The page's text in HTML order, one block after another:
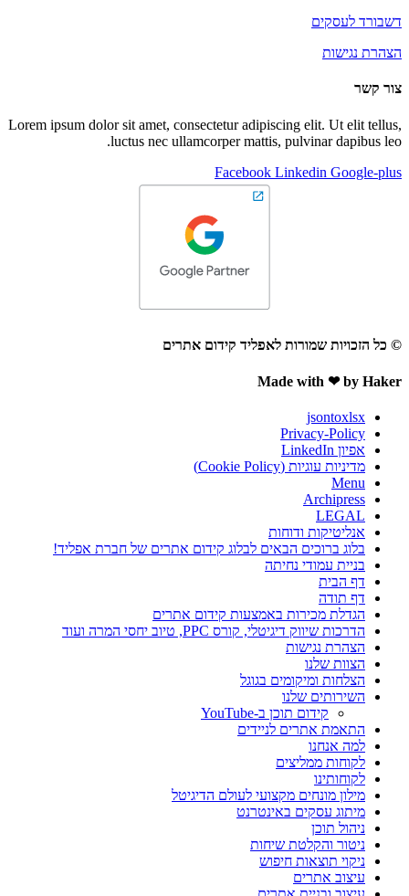
דשבורד לעסקים
הצהרת נגישות
צור קשר
Lorem ipsum dolor sit amet, consectetur adipiscing elit. Ut elit tellus,
luctus nec ullamcorper mattis, pulvinar dapibus leo.
Facebook Linkedin Google-plus
© כל הזכויות שמורות לאפליד קידום אתרים
Made with ❤ by Haker
jsontoxlsx
Privacy-Policy
אפיון LinkedIn
מדיניות עוגיות (Cookie Policy)
Menu
Archipress
LEGAL
אנליטיקות ודוחות
בלוג ברוכים הבאים לבלוג קידום אתרים של חברת אפליד!
בניית עמודי נחיתה
דף הבית
דף תודה
הגדלת מכירות באמצעות קידום אתרים
הדרכות שיווק דיגיטלי, קורס PPC, טיוב יחסי המרה ועוד
הצהרת נגישות
הצוות שלנו
הצלחות ומיקומים בגוגל
השירותים שלנו
קידום תוכן ב-YouTube
התאמת אתרים לניידים
למה אנחנו
לקוחות ממליצים
לקוחותינו
מילון מונחים מקצועי לעולם הדיגיטל
מיתוג עסקים באינטרנט
ניהול תוכן
ניטור והקלטת שיחות
ניקוי תוצאות חיפוש
עיצוב אתרים